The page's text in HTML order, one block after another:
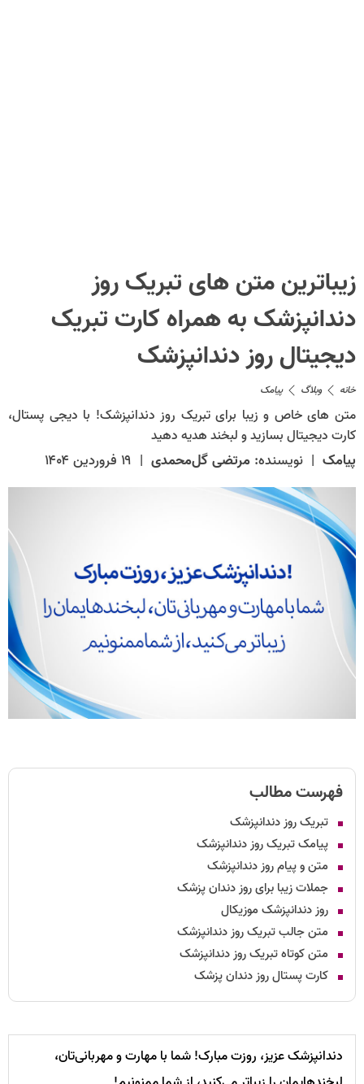
زیباترین متن های تبریک روز
دندانپزشک به همراه کارت تبریک
دیجیتال روز دندانپزشک
خانه وبلاگ پیامک
متن های خاص و زیبا برای تبریک روز دندانپزشک! با دیجی پستال،
کارت دیجیتال بسازید و لبخند هدیه دهید
پیامک | نویسنده: مرتضی گل‌محمدی | ۱۹ فروردین ۱۴۰۴
فهرست مطالب
تبریک روز دندانپزشک
پیامک تبریک روز دندانپزشک
متن و پیام روز دندانپزشک
جملات زیبا برای روز دندان پزشک
روز دندانپزشک موزیکال
متن جالب تبریک روز دندانپزشک
متن کوتاه تبریک روز دندانپزشک
کارت پستال روز دندان پزشک
دندانپزشک عزیز، روزت مبارک! شما با مهارت و مهربانی‌تان،